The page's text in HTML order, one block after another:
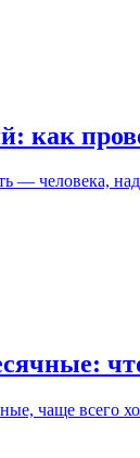
как
— человека,
чаще всего